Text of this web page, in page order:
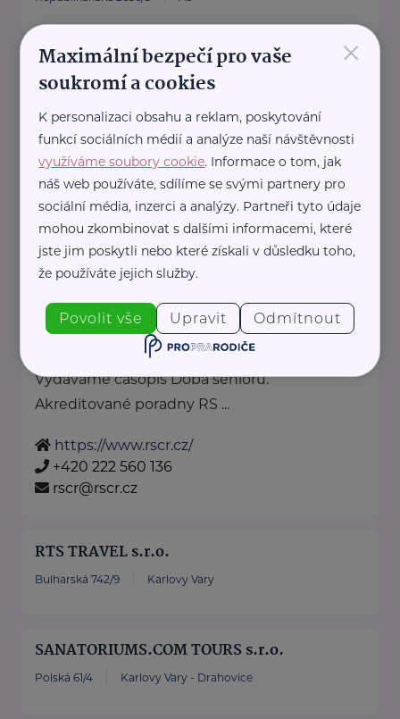
Ministerstvo zahraničních věcí ČR
https://www.mzv.cz/
+420 222 264 222
Bronzový partner
RADA SENIORŮ ČR
Politických vězňů 1419/11
právní poradentství pro seniory
Vydáváme časopis Doba seniorů.
Akreditované poradny RS ...
https://www.rscr.cz/
+420 222 560 136
rscr@rscr.cz
RTS TRAVEL s.r.o.
Bulharská 742/9 Karlovy Vary
SANATORIUMS.COM TOURS s.r.o.
Polská 61/4 Karlovy Vary - Drahovice
×
Maximální bezpečí pro vaše
soukromí a cookies
K personalizaci obsahu a reklam, poskytování
funkcí sociálních médií a analýze naší návštěvnosti
využíváme soubory cookie. Informace o tom, jak
náš web používáte, sdílíme se svými partnery pro
sociální média, inzerci a analýzy. Partneři tyto údaje
mohou zkombinovat s dalšími informacemi, které
jste jim poskytli nebo které získali v důsledku toho,
že používáte jejich služby.
Povolit vše Upravit Odmítnout